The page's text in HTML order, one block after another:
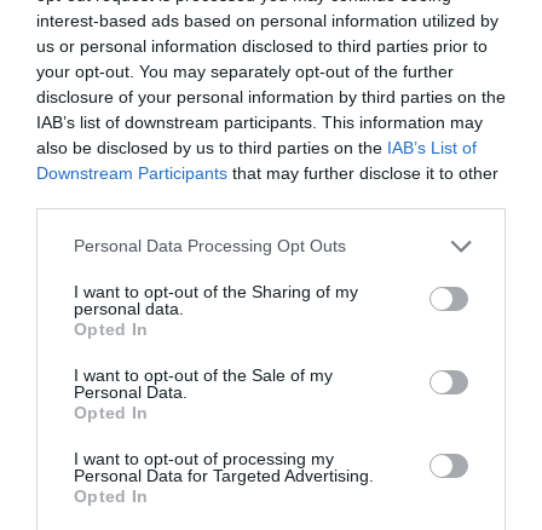
interest-based ads based on personal information utilized by
us or personal information disclosed to third parties prior to
your opt-out. You may separately opt-out of the further
disclosure of your personal information by third parties on the
IAB’s list of downstream participants. This information may
also be disclosed by us to third parties on the IAB’s List of
Downstream Participants that may further disclose it to other
Personal Data Processing Opt Outs
I want to opt-out of the Sharing of my
personal data.
Opted In
I want to opt-out of the Sale of my
Personal Data.
Opted In
I want to opt-out of processing my
Personal Data for Targeted Advertising.
Opted In
El IBEX 35 cerró la sesión del miércoles en
los 20.057 puntos, un nuevo récord
Eulogio López
Ceuta. Nuestra Señora de África:
convertir al musulmán
Eulogio López
No perdamos el norte: la
emigración es mala
Eulogio López